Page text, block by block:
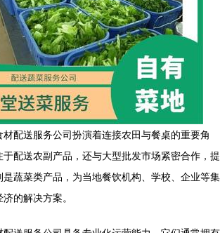
配送服务公司扮演着连接农田与餐桌的重要角
配送农副产品，还与大型批发市场紧密合作，提
蔬菜类产品，为当地餐饮机构、学校、企业等集
的解决方案。